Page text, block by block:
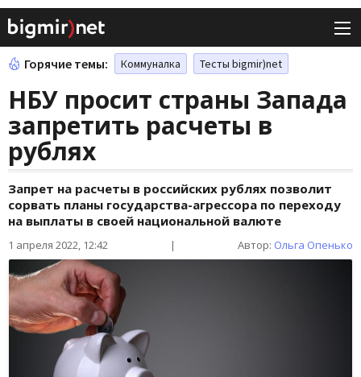
Горячие темы: Коммуналка Тесты bigmir)net
НБУ просит страны Запада
запретить расчеты в
рублях
Запрет на расчеты в российских рублях позволит
сорвать планы государства-агрессора по переходу
на выплаты в своей национальной валюте
1 апреля 2022, 12:42 | Автор: Ольга Опенько